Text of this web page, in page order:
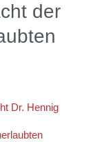
der
Dr. Hennig